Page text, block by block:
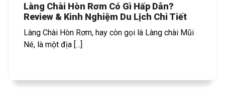
Làng Chài Hòn Rơm Có Gì Hấp Dẫn?
Review & Kinh Nghiệm Du Lịch Chi Tiết
Làng Chài Hòn Rơm, hay còn gọi là Làng chài Mũi
Né, là một địa [...]